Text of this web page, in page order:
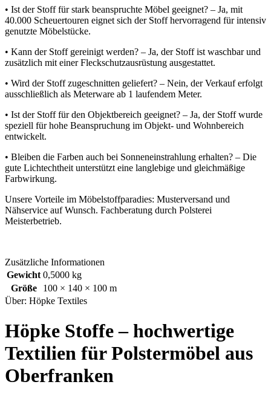
• Ist der Stoff für stark beanspruchte Möbel geeignet? – Ja, mit
40.000 Scheuertouren eignet sich der Stoff hervorragend für intensiv
genutzte Möbelstücke.
• Kann der Stoff gereinigt werden? – Ja, der Stoff ist waschbar und
zusätzlich mit einer Fleckschutzausrüstung ausgestattet.
• Wird der Stoff zugeschnitten geliefert? – Nein, der Verkauf erfolgt
ausschließlich als Meterware ab 1 laufendem Meter.
• Ist der Stoff für den Objektbereich geeignet? – Ja, der Stoff wurde
speziell für hohe Beanspruchung im Objekt- und Wohnbereich
entwickelt.
• Bleiben die Farben auch bei Sonneneinstrahlung erhalten? – Die
gute Lichtechtheit unterstützt eine langlebige und gleichmäßige
Farbwirkung.
Unsere Vorteile im Möbelstoffparadies: Musterversand und
Nähservice auf Wunsch. Fachberatung durch Polsterei
Meisterbetrieb.
Zusätzliche Informationen
Gewicht 0,5000 kg
Größe
100 × 140 × 100 m
Über: Höpke Textiles
Höpke Stoffe – hochwertige
Textilien für Polstermöbel aus
Oberfranken